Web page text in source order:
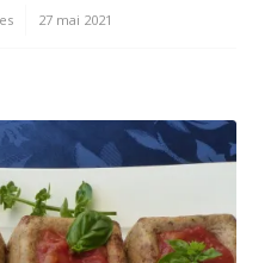
27 mai 2021